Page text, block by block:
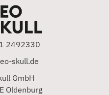
2492330
skull.de
GmbH
Oldenburg